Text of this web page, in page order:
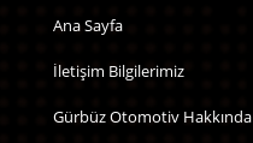
Ana Sayfa
İletişim Bilgilerimiz
Gürbüz Otomotiv Hakkında